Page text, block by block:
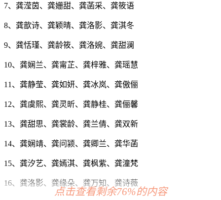
7、龚滢茵、龚姗甜、龚菡采、龚筱语
8、龚歆诗、龚颖晴、龚洛影、龚淇冬
9、龚恬瑾、龚龄筱、龚洛婉、龚甜澜
10、龚娴兰、龚甯芷、龚梓雅、龚瑶慧
11、龚静莹、龚如妍、龚冰岚、龚傲俪
12、龚虞熙、龚灵昕、龚静桂、龚俪馨
13、龚甜思、龚裳龄、龚兰倩、龚双新
14、龚娴靖、龚问颍、龚卿兰、龚华菡
15、龚汐艺、龚嫣淇、龚枫紫、龚潼梵
16、龚洛影、龚缘朵、龚万知、龚诗薇
点击查看剩余76%的内容